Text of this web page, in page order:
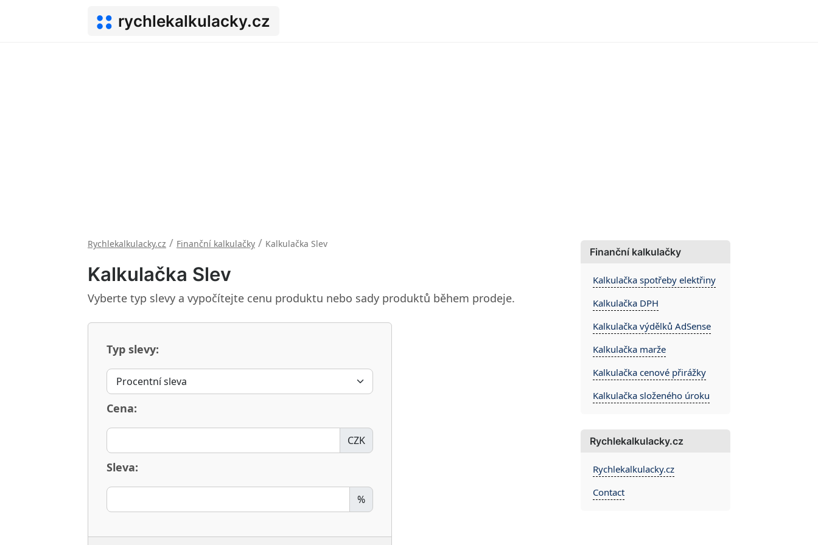
rychlekalkulacky.cz
Rychlekalkulacky.cz / Finanční kalkulačky / Kalkulačka Slev
Kalkulačka Slev
Vyberte typ slevy a vypočítejte cenu produktu nebo sady produktů během prodeje.
Typ slevy:
Cena:
CZK
Sleva:
%
Finanční kalkulačky
Kalkulačka spotřeby elektřiny
Kalkulačka DPH
Kalkulačka výdělků AdSense
Kalkulačka marže
Kalkulačka cenové přirážky
Kalkulačka složeného úroku
Rychlekalkulacky.cz
Rychlekalkulacky.cz
Contact